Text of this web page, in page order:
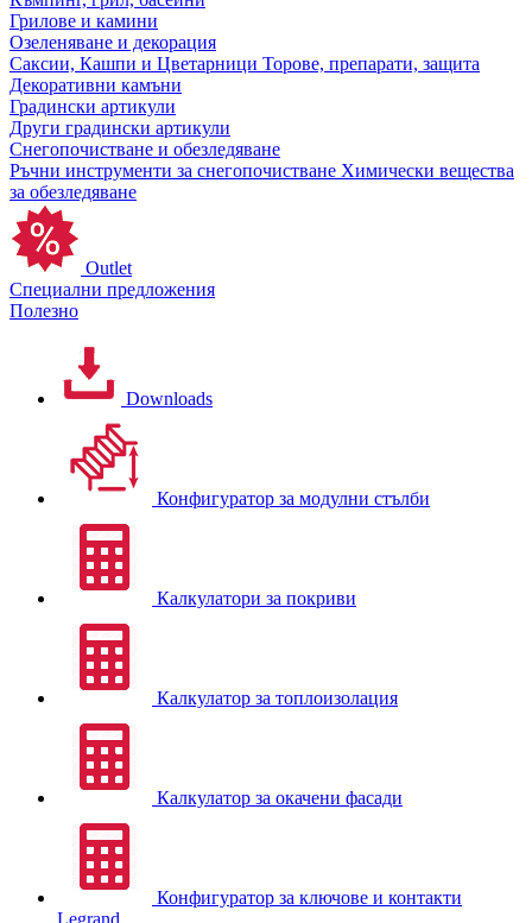
Грилове и камини
Озеленяване и декорация
Саксии, Кашпи и Цветарници Торове, препарати, защита
Декоративни камъни
Градински артикули
Други градински артикули
Снегопочистване и обезледяване
Ръчни инструменти за снегопочистване Химически вещества
за обезледяване
Outlet
Специални предложения
Полезно
Downloads
Конфигуратор за модулни стълби
Калкулатори за покриви
Калкулатор за топлоизолация
Калкулатор за окачени фасади
Конфигуратор за ключове и контакти